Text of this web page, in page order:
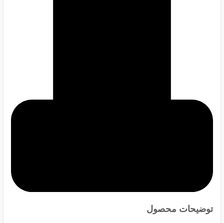
توضیحات محصول